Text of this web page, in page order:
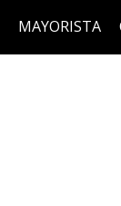
MAYORISTA